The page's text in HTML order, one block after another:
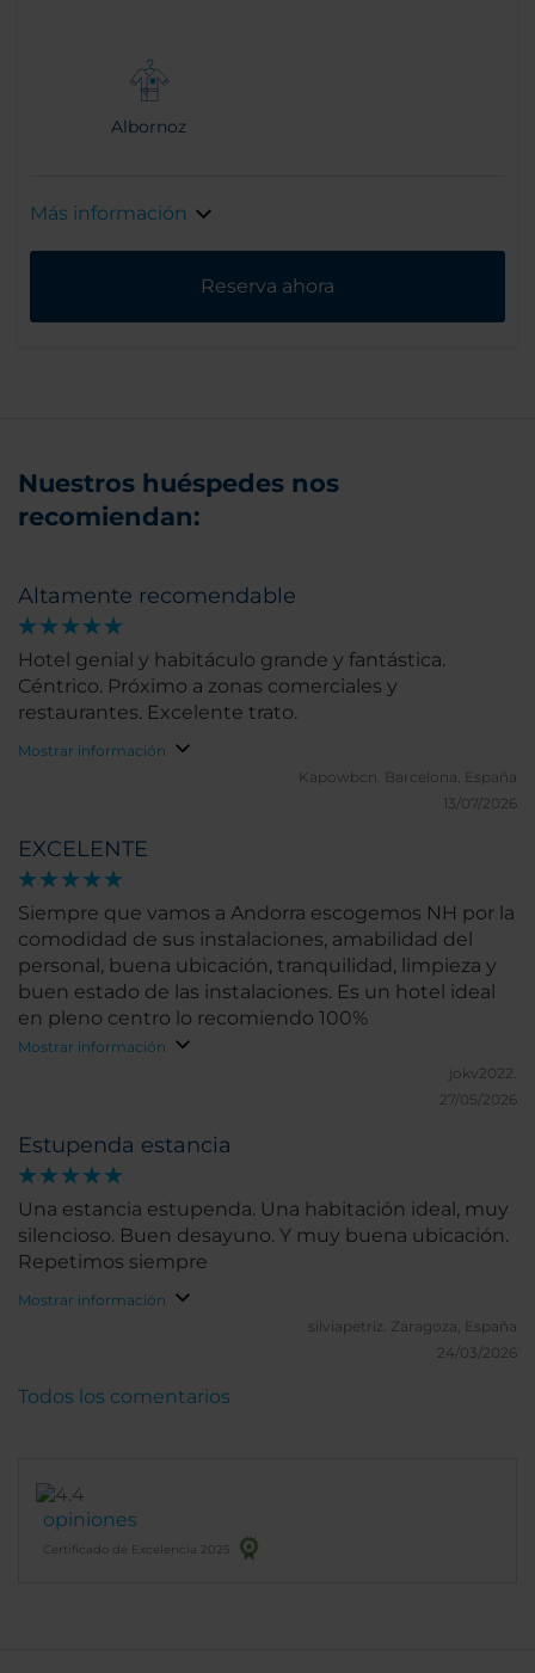
Albornoz
Más información
Reserva ahora
Nuestros huéspedes nos
recomiendan:
Altamente recomendable
Hotel genial y habitáculo grande y fantástica.
Céntrico. Próximo a zonas comerciales y
restaurantes. Excelente trato.
Mostrar información
Kapowbcn. Barcelona, España
13/07/2026
EXCELENTE
Siempre que vamos a Andorra escogemos NH por la
comodidad de sus instalaciones, amabilidad del
personal, buena ubicación, tranquilidad, limpieza y
buen estado de las instalaciones. Es un hotel ideal
en pleno centro lo recomiendo 100%
Mostrar información
jokv2022.
27/05/2026
Estupenda estancia
Una estancia estupenda. Una habitación ideal, muy
silencioso. Buen desayuno. Y muy buena ubicación.
Repetimos siempre
Mostrar información
silviapetriz. Zaragoza, España
24/03/2026
opiniones
Certificado de Excelencia 2025
Todos los comentarios